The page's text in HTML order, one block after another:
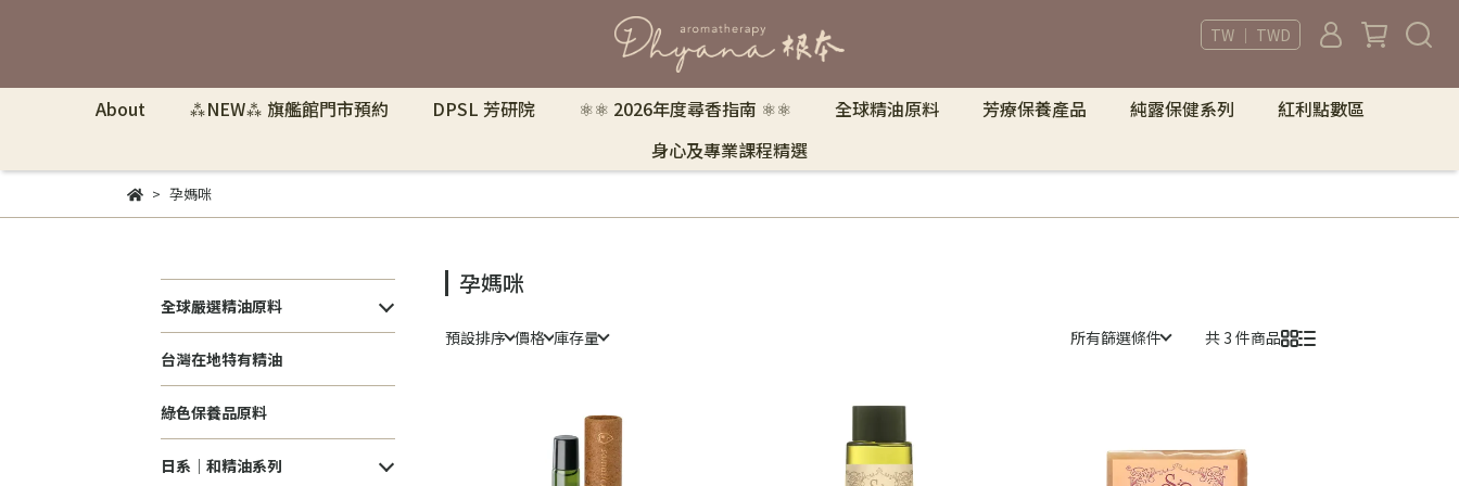
TW ｜ TWD
About ⁂NEW⁂ 旗艦館門市預約 DPSL 芳研院 ⚛︎⚛︎ 2026年度尋香指南 ⚛︎⚛︎ 全球精油原料 芳療保養產品 純露保健系列
紅利點數區
身心及專業課程精選
孕媽咪
全球嚴選精油原料
台灣在地特有精油
綠色保養品原料
日系｜和精油系列
孕媽咪
預設排序 價格 庫存量 所有篩選條件 共 3 件商品